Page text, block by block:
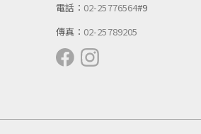
電話： 02-25776564#9
傳真： 02-25789205